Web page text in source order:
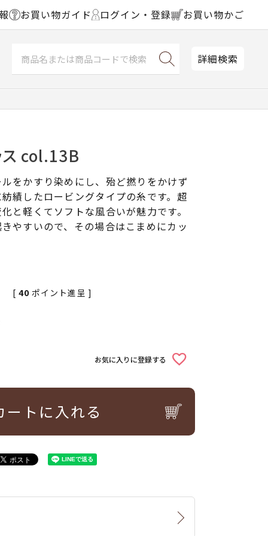
お買い物ガイド ログイン・登録 お買い物かご
詳細検索
ス col.13B
をかすり染めにし、殆ど撚りをかけず
績したロービングタイプの糸です。超
と軽くてソフトな風合いが魅力です。
やすいので、その場合はこまめにカッ
[ 40 ポイント進呈 ]
お気に入りに登録する
ートに入れる